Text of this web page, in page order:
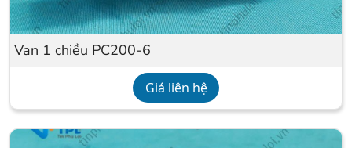
Van 1 chiều PC200-6
Giá liên hệ